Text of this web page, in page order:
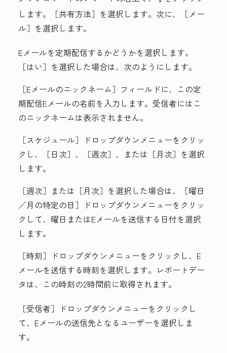
します。［共有方法］ を選択します。次に、［メー
ル］ を選択します。
Eメールを定期配信するかどうかを選択します。
［はい］ を選択した場合は、次のようにします。
［Eメールのニックネーム］フィールドに、この定
期配信Eメールの名前を入力します。受信者にはこ
のニックネームは表示されません。
［スケジュール］
ドロップダウンメニューをクリッ
クし、［日次］ 、［週次］ 、または［月次］ を選択
します。
［週次］または ［月次］を選択した場合は、［曜日
／月の特定の日］
ドロップダウンメニューをクリッ
クして、 曜日 またはEメールを送信する日付を選択
します。
［時刻］
ドロップダウンメニューをクリックし、E
メールを送信する時刻を選択します。レポートデー
タは、この時刻の2時間前に取得されます。
［受信者］
ドロップダウンメニューをクリックし
て、Eメールの送信先となる ユーザーを選択しま
す。